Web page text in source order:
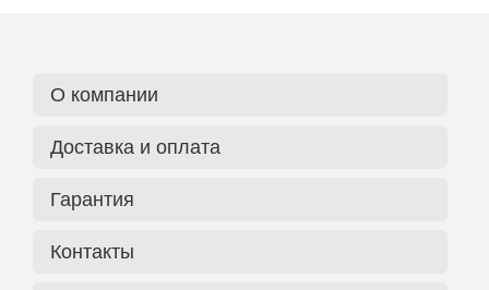
О компании
Доставка и оплата
Гарантия
Контакты